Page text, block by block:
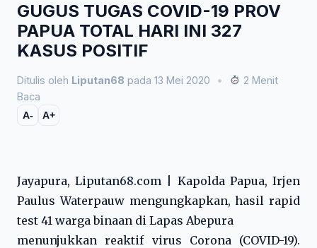
GUGUS TUGAS COVID-19 PROV
PAPUA TOTAL HARI INI 327
KASUS POSITIF
Ditulis oleh Liputan68 pada 13 Mei 2020 •
2 Menit
Baca
A- A+
Jayapura,Liputan68.com | Kapolda Papua, Irjen
Paulus Waterpauw mengungkapkan, hasil rapid
test 41 warga binaan di Lapas Abepura
menunjukkan reaktif virus Corona (COVID-19).